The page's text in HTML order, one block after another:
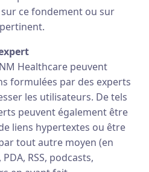
sur ce fondement ou sur
Healthcare peuvent
formulées par des experts
les utilisateurs. De tels
peuvent également être
liens hypertextes ou être
tout autre moyen (en
RSS, podcasts,